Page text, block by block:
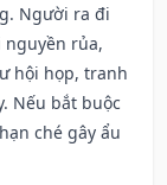
Người ra đi
rủa,
hội họp, tranh
Nếu bắt buộc
ché gây ẩu